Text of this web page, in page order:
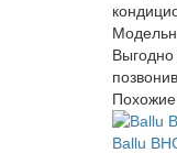
Выгодно
Ballu